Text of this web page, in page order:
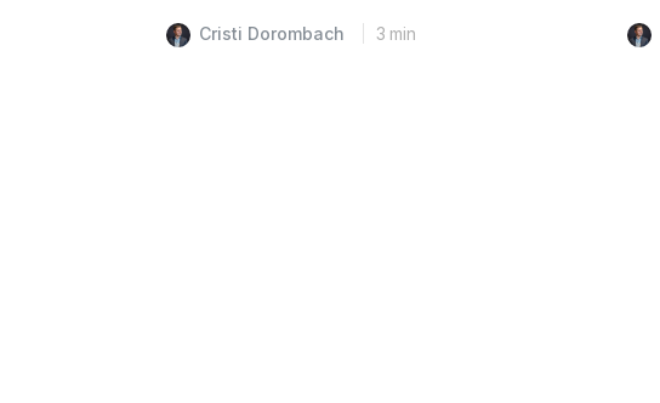
Cristi Dorombach 3 min